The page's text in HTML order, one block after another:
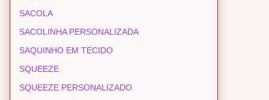
SACOLA
SACOLINHA PERSONALIZADA
SAQUINHO EM TECIDO
SQUEEZE
SQUEEZE PERSONALIZADO